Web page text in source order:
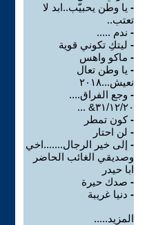
- يا وطن يحبيّب..ابد لا
تعتب..
- ندم .....
- ليتكِ تكوني قوية
- ماكو واهس
- يا وطن تعال
نعيش...٢٠١٨
- وجع الفراق....
٣١/١٢/٢٠& ...
-كون تمطر
- لن احتار
- إلى خير الرجال.......اخي
وصديقي الغائب الحاضر
ابا حيدر
- صدك حيرة
- دنيا غريبة
المزيد.....